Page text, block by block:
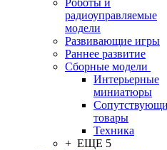
Роботы и
радиоуправляемые
модели
Развивающие игры
Раннее развитие
Сборные модели
Интерьерные
миниатюры
товары
Техника
+ ЕЩЕ 5